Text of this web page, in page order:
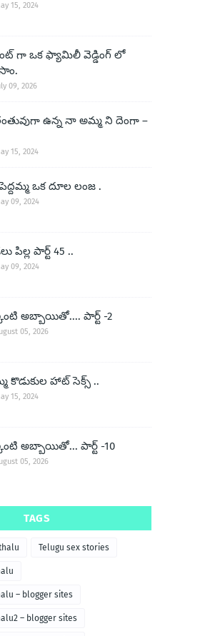
15, 2024
గా ఒక ఫ్యామిలీ వెడ్డింగ్ లో
09, 2026
ఉన్న నా అమ్మ ని దెంగా –
15, 2024
ఒక దూల లంజ .
09, 2024
పిల్ల పార్ట్ 45 ..
09, 2024
అబ్బాయితో.... పార్ట్ -2
05, 2026
కొడుకుల హాట్ సెక్స్ ..
15, 2024
అబ్బాయితో... పార్ట్ -10
05, 2026
TAGS
Telugu sex stories
– blogger sites
– blogger sites